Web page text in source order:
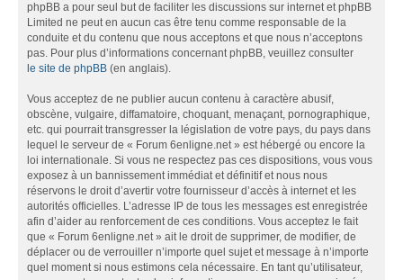
phpBB a pour seul but de faciliter les discussions sur internet et phpBB
Limited ne peut en aucun cas être tenu comme responsable de la
conduite et du contenu que nous acceptons et que nous n’acceptons
pas. Pour plus d’informations concernant phpBB, veuillez consulter
le site de phpBB (en anglais).
Vous acceptez de ne publier aucun contenu à caractère abusif,
obscène, vulgaire, diffamatoire, choquant, menaçant, pornographique,
etc. qui pourrait transgresser la législation de votre pays, du pays dans
lequel le serveur de « Forum 6enligne.net » est hébergé ou encore la
loi internationale. Si vous ne respectez pas ces dispositions, vous vous
exposez à un bannissement immédiat et définitif et nous nous
réservons le droit d’avertir votre fournisseur d’accès à internet et les
autorités officielles. L’adresse IP de tous les messages est enregistrée
afin d’aider au renforcement de ces conditions. Vous acceptez le fait
que « Forum 6enligne.net » ait le droit de supprimer, de modifier, de
déplacer ou de verrouiller n’importe quel sujet et message à n’importe
quel moment si nous estimons cela nécessaire. En tant qu’utilisateur,